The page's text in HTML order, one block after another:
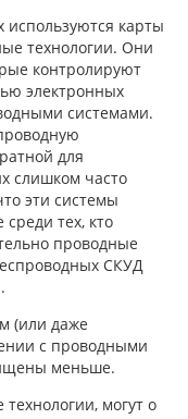
карты
технологии. Они
контролируют
электронных
системами.
для
слишком часто
эти системы
тех, кто
проводные
СКУД
(или даже
с проводными
меньше.
могут о